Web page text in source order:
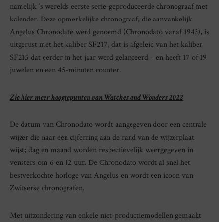
namelijk ‘s werelds eerste serie-geproduceerde chronograaf met
kalender. Deze opmerkelijke chronograaf, die aanvankelijk
Angelus Chronodate werd genoemd (Chronodato vanaf 1943), is
uitgerust met het kaliber SF217, dat is afgeleid van het kaliber
SF215 dat eerder in het jaar werd gelanceerd – en heeft 17 of 19
juwelen en een 45-minuten counter.
Zie hier meer hoogtepunten van Watches and Wonders 2022
De datum van Chronodato wordt aangegeven door een centrale
wijzer die naar een cijferring aan de rand van de wijzerplaat
wijst; dag en maand worden respectievelijk weergegeven in
vensters om 6 en 12 uur. De Chronodato wordt al snel het
bestverkochte horloge van Angelus en wordt een icoon van
Zwitserse chronografen.
Met uitzondering van enkele niet-productiemodellen gemaakt